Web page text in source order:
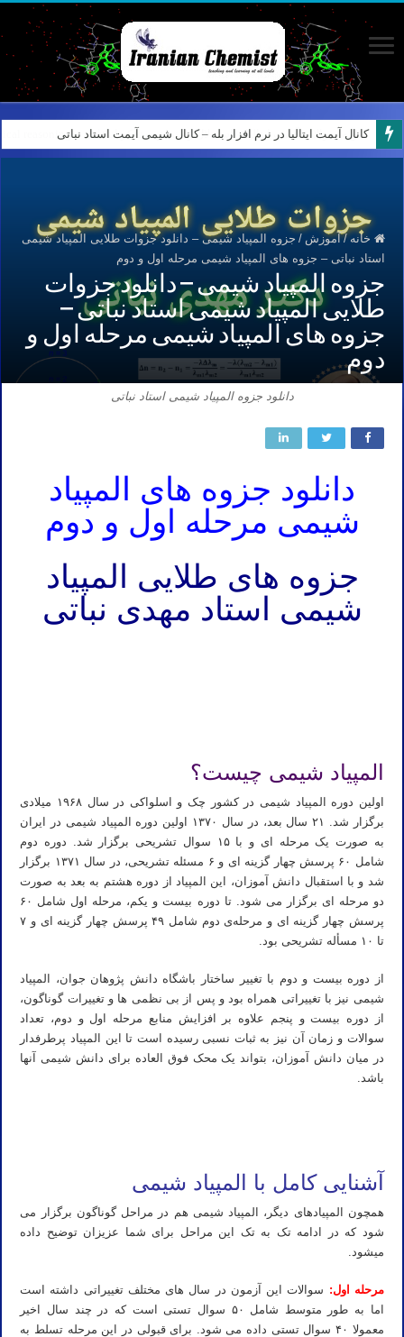
کانال آیمت ایتالیا در نرم افزار بله – کانال شیمی آیمت استاد نباتی
خانه / آموزش / جزوه المپیاد شیمی – دانلود جزوات طلایی المپیاد شیمی
استاد نباتی – جزوه های المپیاد شیمی مرحله اول و دوم
جزوه المپیاد شیمی – دانلود جزوات
طلایی المپیاد شیمی استاد نباتی –
جزوه های المپیاد شیمی مرحله اول و
دوم
دانلود جزوه المپیاد شیمی استاد نباتی
دانلود جزوه های المپیاد
شیمی مرحله اول و دوم
جزوه های طلایی المپیاد
شیمی استاد مهدی نباتی
المپیاد شیمی چیست؟
اولین دوره‌ المپیاد شیمی در کشور چک‌ و اسلواکی در سال ۱۹۶۸ میلادی
برگزار شد. ۲۱ سال بعد، در سال ۱۳۷۰ اولین دوره المپیاد شیمی در ایران
به صورت یک مرحله‌ ای و با ۱۵ سوال تشریحی برگزار شد. دوره­‌ دوم
شامل ۶۰ پرسش چهار گزینه ­‌ای و ۶ مسئله­‌ تشریحی، در سال ۱۳۷۱ برگزار
شد و با استقبال دانش‌ آموزان، این المپیاد از دوره­ هشتم به بعد به صورت
دو مرحله ­‌ای برگزار می‌ شود. تا دوره بیست و یکم، مرحله­‌ اول شامل ۶۰
پرسش چهار گزینه ­‌ای و مرحله­‌ی دوم شامل ۴۹ پرسش چهار گزینه ­‌ای و ۷
تا ۱۰ مسأله­ تشریحی بود.
از دوره بیست و دوم با تغییر ساختار باشگاه دانش‌ پژوهان جوان، المپیاد
شیمی نیز با تغییراتی همراه بود و پس از بی‌ نظمی‌ ها و تغییرات گوناگون،
از دوره بیست‌ و پنجم علاوه بر افزایش منابع مرحله‌ اول و دوم، تعداد
سوالات و زمان آن نیز به ثبات نسبی رسیده است تا این المپیاد پرطرفدار
در میان دانش‌ آموزان، بتواند یک محک فوق‌ العاده برای دانش شیمی آنها
باشد.
آشنایی کامل با المپیاد شیمی
همچون المپیادهای دیگر، المپیاد شیمی هم در مراحل گوناگون برگزار می‌
شود که در ادامه تک به تک این مراحل برای شما عزیزان توضیح داده
میشود.
مرحله اول: سوالات این آزمون در سال های مختلف تغییراتی داشته است
اما به طور متوسط شامل ۵۰ سوال تستی است که در چند سال اخیر
معمولا ۴۰ سوال تستی داده می شود. برای قبولی در این مرحله تسلط به